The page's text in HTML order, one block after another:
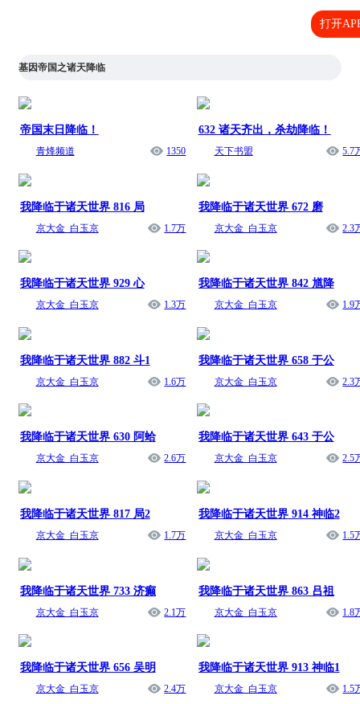
打开
基因帝国之诸天降临
帝国末日降临！
青烽频道 1350
我降临于诸天世界 816 局
京大金_白玉京 1.7万
我降临于诸天世界 929 心
京大金_白玉京 1.3万
我降临于诸天世界 882 斗1
京大金_白玉京 1.6万
我降临于诸天世界 630 阿蛤
京大金_白玉京 2.6万
我降临于诸天世界 817 局2
京大金_白玉京 1.7万
我降临于诸天世界 733 济癫
京大金_白玉京 2.1万
我降临于诸天世界 656 吴明
京大金_白玉京 2.4万
632 诸天齐出，杀劫降临！
天下书盟 5.7
我降临于诸天世界 672 磨
京大金_白玉京 2.3
我降临于诸天世界 842 馗降
京大金_白玉京 1.9
我降临于诸天世界 658 于公
京大金_白玉京 2.3
我降临于诸天世界 643 于公
京大金_白玉京 2.5
我降临于诸天世界 914 神临2
京大金_白玉京 1.5
我降临于诸天世界 863 吕祖
京大金_白玉京 1.8
我降临于诸天世界 913 神临1
京大金_白玉京 1.5